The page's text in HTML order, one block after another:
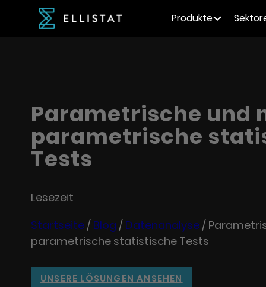
Produkte
Parametrische und
parametrische
Tests
Lesezeit
Startseite/ Blog / Datenanalyse/
parametrische statistische Tests
UNSERE LÖSUNGEN ANSEHEN